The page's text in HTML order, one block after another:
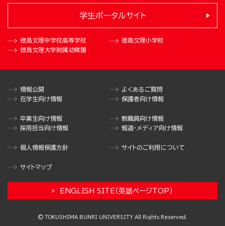
徳島文理中学校高等学校
徳島文理小学校
徳島文理大学附属幼稚園
学生ポータルサイト
情報公開
よくあるご質問
在学生向け情報
保護者向け情報
卒業生向け情報
教職員向け情報
採用担当向け情報
報道・メディア向け情報
個人情報保護方針 サイトのご利用について
サイトマップ
ENGLISH SITE（英語ページTOP）
© TOKUSHIMA BUNRI UNIVERSITY All Rights Reserved.